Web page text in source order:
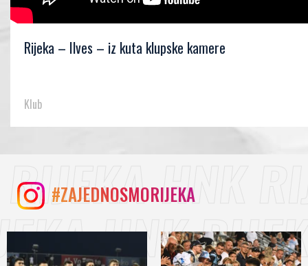
Rijeka – Ilves – iz kuta klupske kamere
Klub
#ZAJEDNOSMORIJEKA